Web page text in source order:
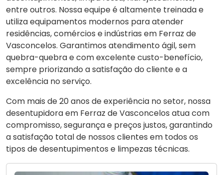
entre outros. Nossa equipe é altamente treinada e
utiliza equipamentos modernos para atender
residências, comércios e indústrias em Ferraz de
Vasconcelos. Garantimos atendimento ágil, sem
quebra-quebra e com excelente custo-benefício,
sempre priorizando a satisfação do cliente e a
excelência no serviço.
Com mais de 20 anos de experiência no setor, nossa
desentupidora em Ferraz de Vasconcelos atua com
compromisso, segurança e preços justos, garantindo
a satisfação total de nossos clientes em todos os
tipos de desentupimentos e limpezas técnicas.